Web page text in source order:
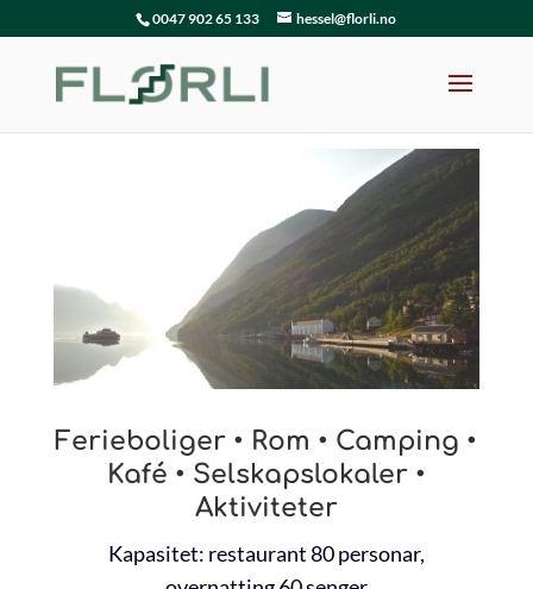
0047 902 65 133 hessel@florli.no
Ferieboliger • Rom • Camping •
Kafé • Selskapslokaler •
Aktiviteter
Kapasitet: restaurant 80 personar,